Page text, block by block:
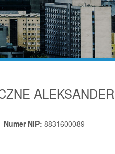
ALEKSANDER
Numer NIP:8831600089